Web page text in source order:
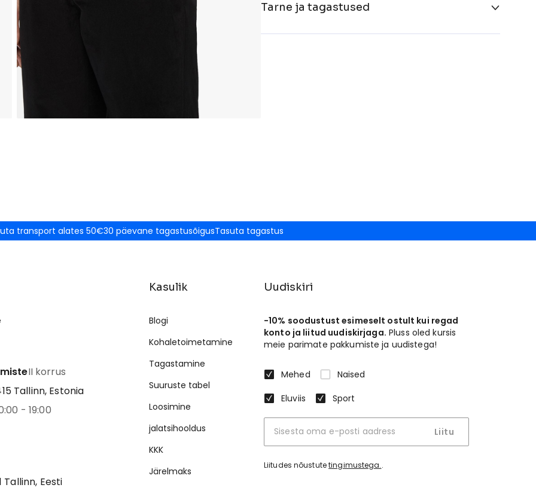
Tarne ja tagastused
transport alates 50€30 päevane tagastusõigusTasuta tagastus
II korrus
Tallinn, Estonia
- 19:00
Tallinn, Eesti
Kasulik
Blogi
Kohaletoimetamine
Tagastamine
Suuruste tabel
Loosimine
jalatsihooldus
KKK
Järelmaks
Uudiskiri
-10% soodustust esimeselt ostult kui regad
konto ja liitud uudiskirjaga. Pluss oled kursis
meie parimate pakkumiste ja uudistega!
Mehed
Naised
Eluviis
Sport
Liitu
Liitudes nõustutetingimustega..